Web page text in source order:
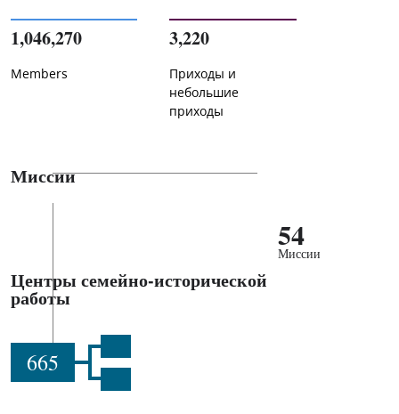
1,046,270
Members
3,220
Приходы и
небольшие
приходы
Миссии
54
Миссии
Центры семейно-исторической
работы
665